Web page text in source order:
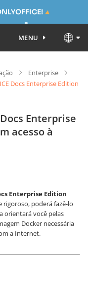
MENU
Enterprise
Docs Enterprise Edition
Enterprise
acesso à
Enterprise Edition
poderá fazê-lo
orientará você pelas
Docker necessária
a Internet.